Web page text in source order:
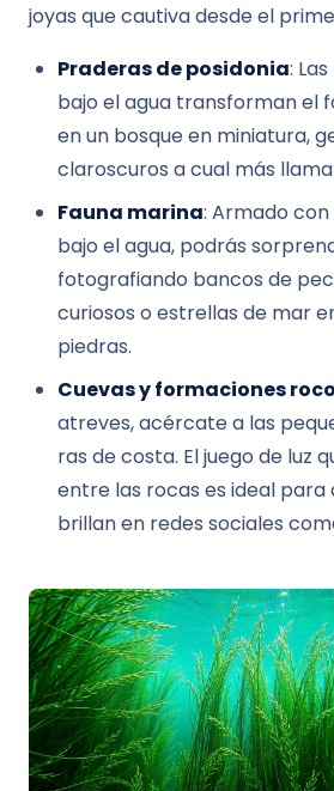
joyas que cautiva desde el
Praderas de posidonia:
bajo el agua transforman el
en un bosque en miniatura,
claroscuros a cual más
Fauna marina: Armado
bajo el agua, podrás
fotografiando bancos de
curiosos o estrellas de mar
piedras.
Cuevas y formaciones
atreves, acércate a las
ras de costa. El juego de luz
entre las rocas es ideal para
brillan en redes sociales